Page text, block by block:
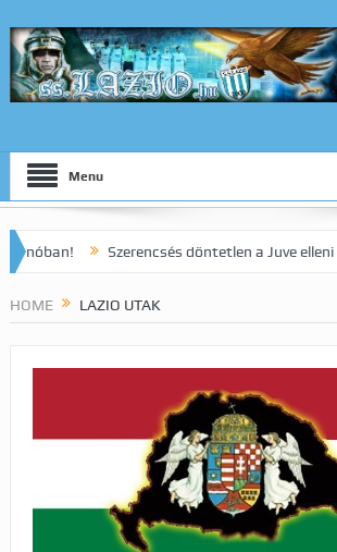
Menu
Szerencsés döntetlen a Juve elleni
HOME LAZIO UTAK